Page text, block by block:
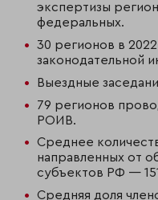
экспертизы
федеральных.
30 регионов в
законодательной
Выездные
79 регионов
РОИВ.
Среднее
направленных от
субъектов РФ —
Средняя доля